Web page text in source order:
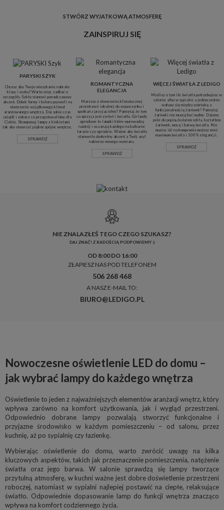
STWÓRZ WYJATKOWĄ ATMOSFERĘ
ZAINSPIRUJ SIĘ
PARYSKI SZYK
Chcesz aby Twoje mieszkanie nabrało
klasy i szyku? Warto więc zadbać o
szczegóły. Szkło stanowi ponadczasowy
akcent. Dobór formy i koloru pozwoli na
stworzenie wyjątkowego klimat
aranżowanego wnętrza. Daj sobie czas
usiądź i zobacz co przygotowaliśmy dla
Ciebie. Skomponuj lampy z kinkietami
tak aby stworzyć piękne spójne wnętrze.
SPRAWDŹ
ROMANTYCZNA
ELEGANCJA
Marzysz o stworzeniu klimatycznej
przestrzeni idealnej do wypoczynku i
spotkań z przyjaciółmi? Pamiętaj że tym
co sprzyja jest zieleń i światło. Girlandy
ogrodowe to lampki które wprowadzą
nastrój i oczarują każdego na balkonie
tarasie czy ogrodzie. Ważne aby światło
stanowiło dyskretny akcent a Twój azyl
nabierze nowego wymiaru.
SPRAWDŹ
WIĘCEJ ŚWIATŁA Z LEDIGO
Myślisz o tym ile światła potrzebujesz w
salonie albo w sypialni a jednocześnie
wahasz się między estetyką a
funkcjonalnością żarówek? Pamiętaj
żarówki nie muszą być nudne. Dajemy
pole do popisu kolorem szkła, kształtem
żarówek, mocą i barwą światła. Nie
musisz iść na kompromis możesz mieć
maximum światła i 100% elegancji.
SPRAWDŹ
NIE ZNALAZŁEŚ TEGO CZEGO SZUKASZ?
DAJ ZNAĆ! Z RADOŚCIĄ PODPOWIEMY :)
OD 8:00 DO 16:00
ZŁAPIESZ NAS POD TELEFONEM
506 268 468
A NASZ E-MAIL TO:
BIURO@LEDIGO.PL
Nowoczesne oświetlenie LED do domu –
jak wybrać lampy do każdego wnętrza
Oświetlenie to jeden z najważniejszych elementów aranżacji wnętrz, który
wpływa zarówno na komfort użytkowania, jak i wygląd przestrzeni.
Odpowiednio dobrane lampy pozwalają stworzyć funkcjonalne i
przyjazne środowisko w każdym pomieszczeniu – od salonu, przez
kuchnię, aż po sypialnię czy łazienkę.
Wybierając oświetlenie do domu, warto zwrócić uwagę na kilka
kluczowych aspektów, takich jak przeznaczenie pomieszczenia, natężenie
światła oraz jego barwa. W salonie sprawdzą się lampy tworzące
przytulną atmosferę, w kuchni ważne jest dobre doświetlenie przestrzeni
roboczej, natomiast w sypialni najlepiej postawić na ciepłe, relaksujące
światło. Odpowiednie dopasowanie lamp do funkcji wnętrza znacząco
wpływa na komfort codziennego życia.